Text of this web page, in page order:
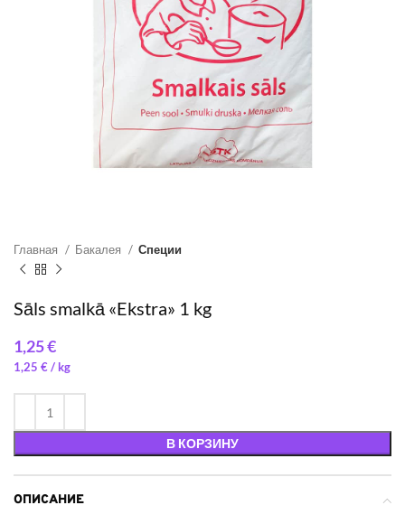
Главная Бакалея Специи
Sāls smalkā «Ekstra» 1 kg
€
1,25 €/
В КОРЗИНУ
ОПИСАНИЕ